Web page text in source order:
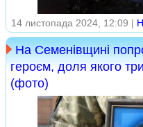
14 листопада 2024, 12:09 |
На Семенівщині
героєм, доля якого
(фото)